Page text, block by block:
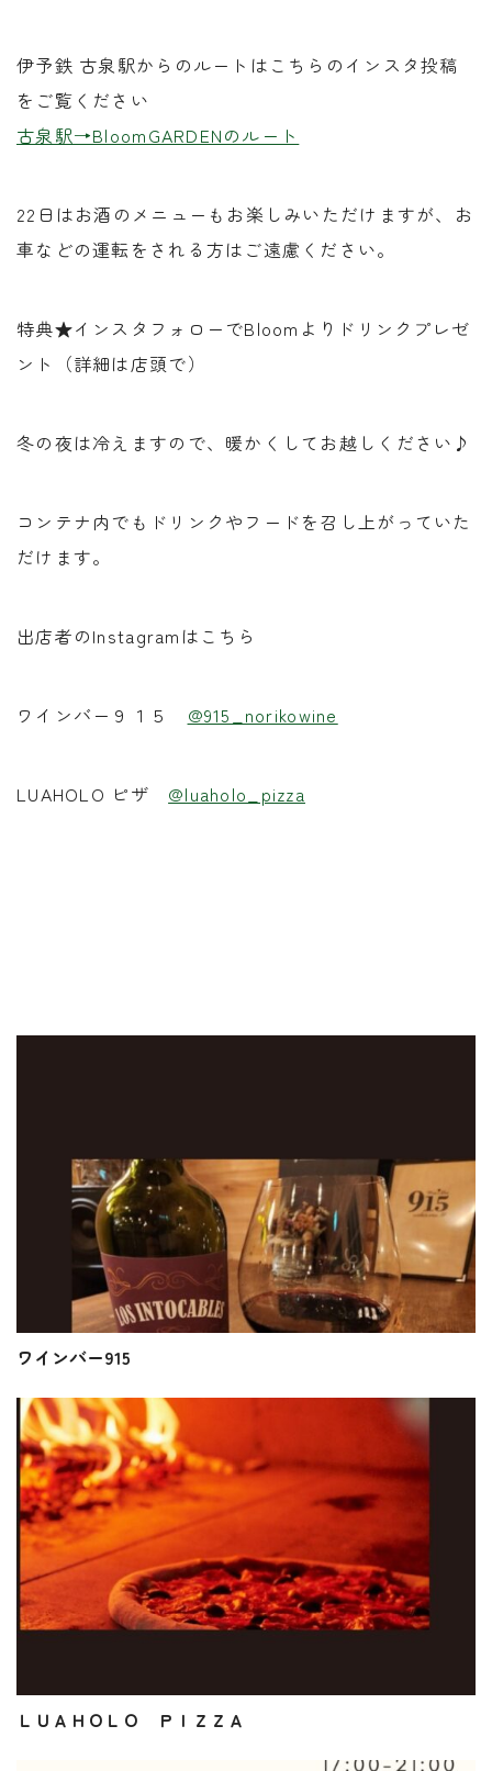
伊予鉄 古泉駅からのルートはこちらのインスタ投稿
をご覧ください
古泉駅→BloomGARDENのルート
22日はお酒のメニューもお楽しみいただけますが、お
車などの運転をされる方はご遠慮ください。
特典★インスタフォローでBloomよりドリンクプレゼ
ント（詳細は店頭で）
冬の夜は冷えますので、暖かくしてお越しください♪
コンテナ内でもドリンクやフードを召し上がっていた
だけます。
出店者のInstagramはこちら
ワインバー９１５ @915_norikowine
LUAHOLO ピザ @luaholo_pizza
ワインバー915
ＬＵＡＨＯＬＯ ＰＩＺＺＡ